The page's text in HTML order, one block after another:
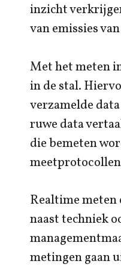
inzicht
van emissies
Met het meten
in de stal.
verzamelde
ruwe data
die bemeten
Realtime
naast techniek
metingen gaan